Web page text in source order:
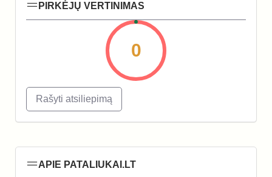
PIRKĖJŲ VERTINIMAS
0
Rašyti atsiliepimą
APIE PATALIUKAI.LT